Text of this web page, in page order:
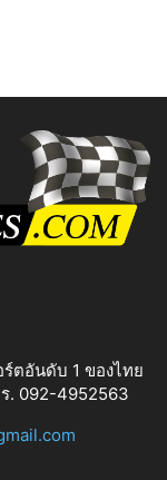
ตอันดับ 1 ของไทย
. 092-4952563